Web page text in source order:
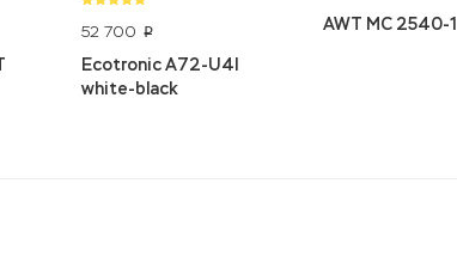
52 700 p
Ecotronic A72-U4l
white-black
AWT MC 2540-1